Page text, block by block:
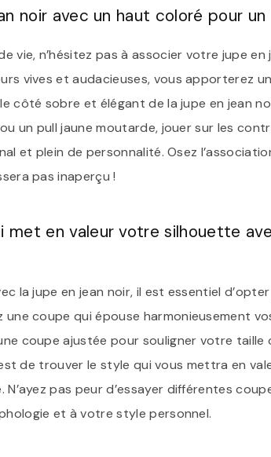
noir avec un haut coloré pour un
vie, n’hésitez pas à associer votre jupe
vives et audacieuses, vous apporterez
côté sobre et élégant de la jupe en jean
un pull jaune moutarde, jouer sur les
et plein de personnalité. Osez
pas inaperçu !
met en valeur votre silhouette
la jupe en jean noir, il est essentiel
une coupe qui épouse harmonieusement
coupe ajustée pour souligner votre taille
de trouver le style qui vous mettra en
pas peur d’essayer différentes
et à votre style personnel.